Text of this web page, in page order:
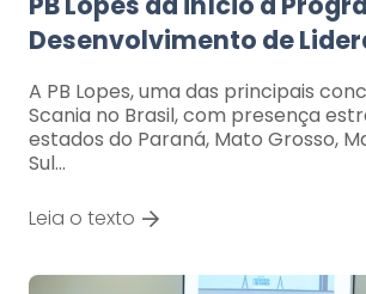
Desenvolvimento de
A PB Lopes, uma das principais
Scania no Brasil, com presença
estados do Paraná, Mato Grosso,
Sul…
Leia o texto